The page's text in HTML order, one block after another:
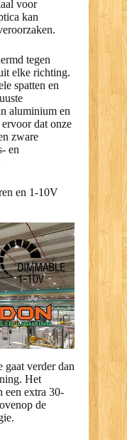
voor
kan
tegen
elke richting.
spatten en
aluminium en
dat onze
zware
en
en 1-10V
verder dan
Het
een extra 30-
de